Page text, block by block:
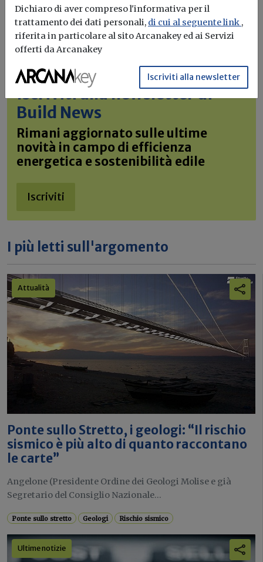
Iscriviti alla newsletter di
Build News
Rimani aggiornato sulle ultime
novità in campo di efficienza
energetica e sostenibilità edile
Iscriviti
I più letti sull'argomento
Attualità
Ponte sullo Stretto, i geologi: “Il rischio
sismico è più alto di quanto raccontano
le carte”
Angelone (Presidente Ordine dei Geologi Molise e già
Segretario del Consiglio Nazionale...
Ponte sullo stretto Geologi Rischio sismico
Ultime notizie
Dichiaro di aver compreso l'informativa per il
trattamento dei dati personali, di cui al seguente link ,
riferita in particolare al sito Arcanakey ed ai Servizi
offerti da Arcanakey
Iscriviti alla newsletter